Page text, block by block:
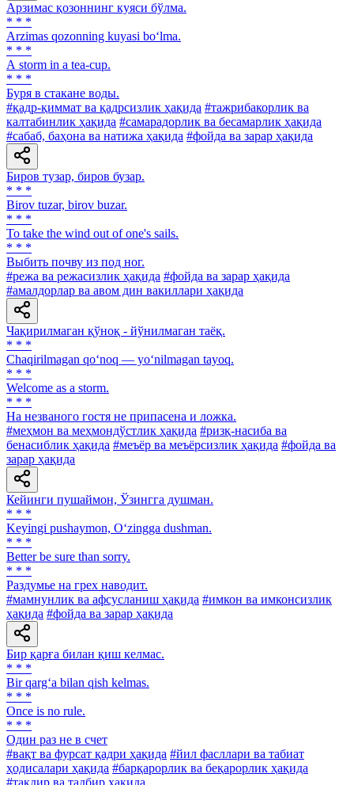
Арзимас қозоннинг куяси бўлма.
* * *
Arzimas qozonning kuyasi bo‘lma.
* * *
А storm in a tea-cup.
* * *
Буря в стакане воды.
#қадр-қиммат ва қадрсизлик ҳақида #тажрибакорлик ва
калтабинлик ҳақида #самарадорлик ва бесамарлик ҳақида
#сабаб, баҳона ва натижа ҳақида #фойда ва зарар ҳақида
Биров тузар, биров бузар.
* * *
Birov tuzar, birov buzar.
* * *
To take the wind out of one's sails.
* * *
Выбить почву из под ног.
#режа ва режасизлик ҳақида #фойда ва зарар ҳақида
#амалдорлар ва авом дин вакиллари ҳақида
Чақирилмаган қўноқ - йўнилмаган таёқ.
* * *
Chaqirilmagan qo‘noq — yo‘nilmagan tayoq.
* * *
Welcome as a storm.
* * *
Ha незваного гостя не припасена и ложка.
#меҳмон ва меҳмондўстлик ҳақида #ризқ-насиба ва
бенасиблик ҳақида #меъёр ва меъёрсизлик ҳақида #фойда ва
зарар ҳақида
Кейинги пушаймон, Ўзингга душман.
* * *
Keyingi pushaymon, O‘zingga dushman.
* * *
Better be sure than sorry.
* * *
Раздумье на грех наводит.
#мамнунлик ва афсусланиш ҳақида #имкон ва имконсизлик
ҳақида #фойда ва зарар ҳақида
Бир қарға билан қиш келмас.
* * *
Bir qarg‘a bilan qish kelmas.
* * *
Once is no rule.
* * *
Один раз не в счет
#вақт ва фурсат қадри ҳақида #йил фасллари ва табиат
ҳодисалари ҳақида #барқарорлик ва беқарорлик ҳақида